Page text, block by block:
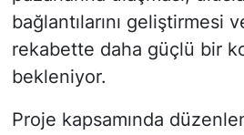
bağlantılarını geliştirmesi
rekabette daha güçlü bir
bekleniyor.
Proje kapsamında